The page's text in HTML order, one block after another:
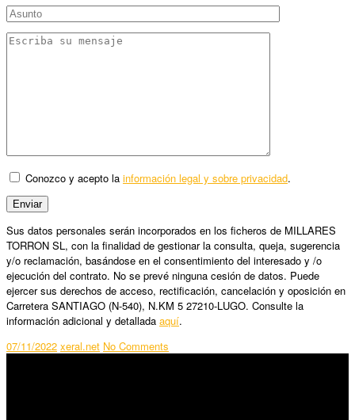
Conozco y acepto la información legal y sobre privacidad.
Sus datos personales serán incorporados en los ficheros de MILLARES
TORRON SL, con la finalidad de gestionar la consulta, queja, sugerencia
y/o reclamación, basándose en el consentimiento del interesado y /o
ejecución del contrato. No se prevé ninguna cesión de datos. Puede
ejercer sus derechos de acceso, rectificación, cancelación y oposición en
Carretera SANTIAGO (N-540), N.KM 5 27210-LUGO. Consulte la
información adicional y detallada aquí.
07/11/2022 xeral.net No Comments